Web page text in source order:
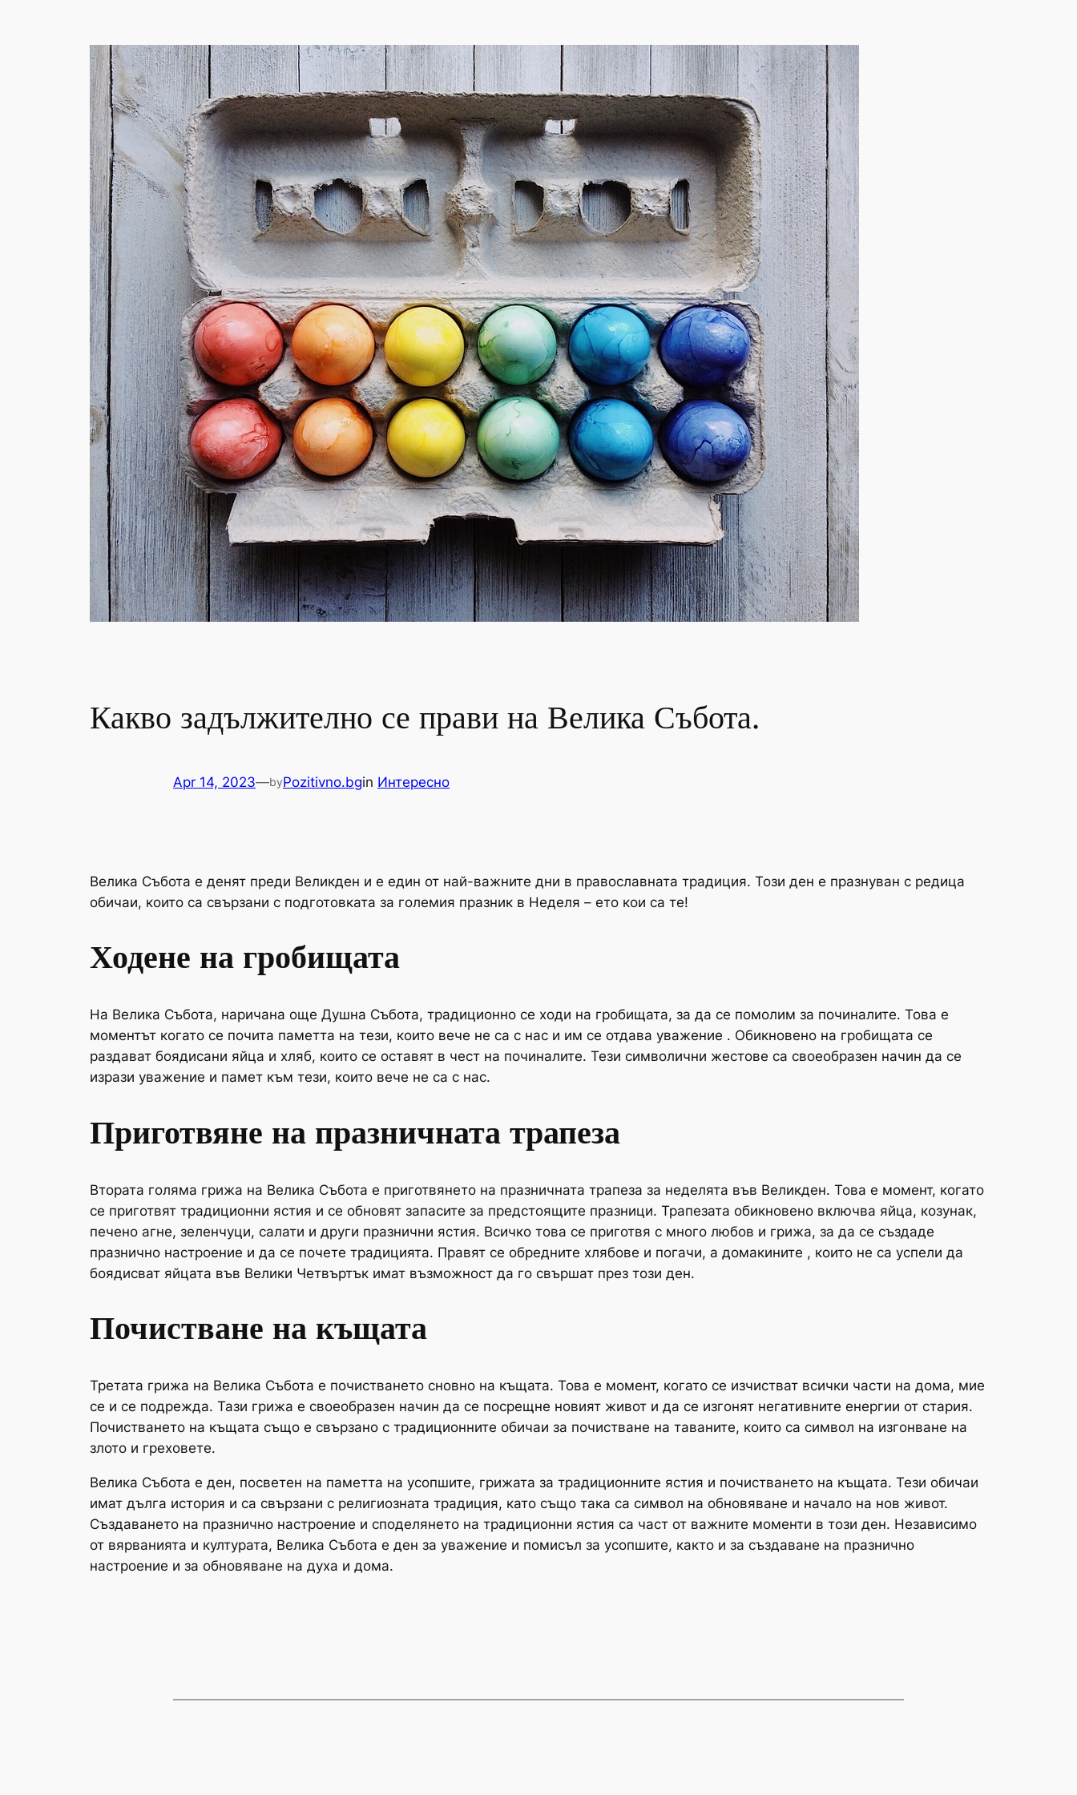
Какво задължително се прави на Велика Събота.
Apr 14, 2023—byPozitivno.bgin Интересно
Велика Събота е денят преди Великден и е един от най-важните дни в православната традиция. Този ден е празнуван с редица
обичаи, които са свързани с подготовката за големия празник в Неделя – ето кои са те!
Ходене на гробищата
На Велика Събота, наричана още Душна Събота, традиционно се ходи на гробищата, за да се помолим за починалите. Това е
моментът когато се почита паметта на тези, които вече не са с нас и им се отдава уважение . Обикновено на гробищата се
раздават боядисани яйца и хляб, които се оставят в чест на починалите. Тези символични жестове са своеобразен начин да се
изрази уважение и памет към тези, които вече не са с нас.
Приготвяне на празничната трапеза
Втората голяма грижа на Велика Събота е приготвянето на празничната трапеза за неделята във Великден. Това е момент, когато
се приготвят традиционни ястия и се обновят запасите за предстоящите празници. Трапезата обикновено включва яйца, козунак,
печено агне, зеленчуци, салати и други празнични ястия. Всичко това се приготвя с много любов и грижа, за да се създаде
празнично настроение и да се почете традицията. Правят се обредните хлябове и погачи, а домакините , които не са успели да
боядисват яйцата във Велики Четвъртък имат възможност да го свършат през този ден.
Почистване на къщата
Третата грижа на Велика Събота е почистването сновно на къщата. Това е момент, когато се изчистват всички части на дома, мие
се и се подрежда. Тази грижа е своеобразен начин да се посрещне новият живот и да се изгонят негативните енергии от стария.
Почистването на къщата също е свързано с традиционните обичаи за почистване на таваните, които са символ на изгонване на
злото и греховете.
Велика Събота е ден, посветен на паметта на усопшите, грижата за традиционните ястия и почистването на къщата. Тези обичаи
имат дълга история и са свързани с религиозната традиция, като също така са символ на обновяване и начало на нов живот.
Създаването на празнично настроение и споделянето на традиционни ястия са част от важните моменти в този ден. Независимо
от вярванията и културата, Велика Събота е ден за уважение и помисъл за усопшите, както и за създаване на празнично
настроение и за обновяване на духа и дома.